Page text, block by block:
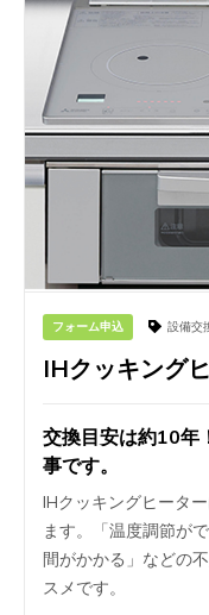
フォーム申込 設備交
IHクッキング
交換目安は約10年
事です。
IHクッキングヒータ
ます。「温度調節が
間がかかる」などの
スメです。